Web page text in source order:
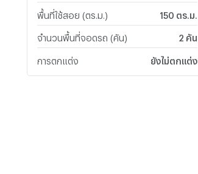
พื้นที่ใช้สอย (ตร.ม.) 150 ตร.ม.
จำนวนพื้นที่จอดรถ (คัน) 2 คัน
การตกแต่ง ยังไม่ตกแต่ง